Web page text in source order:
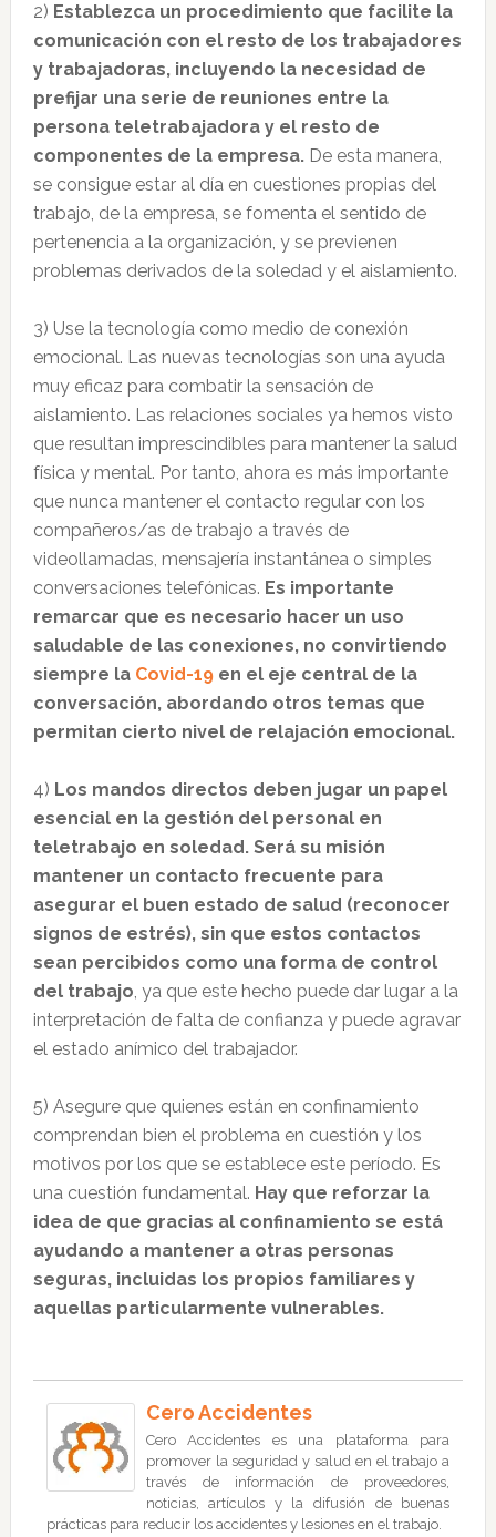
2) Establezca un procedimiento que facilite la
comunicación con el resto de los trabajadores
y trabajadoras, incluyendo la necesidad de
prefijar una serie de reuniones entre la
persona teletrabajadora y el resto de
componentes de la empresa.De esta manera,
se consigue estar al día en cuestiones propias del
trabajo, de la empresa, se fomenta el sentido de
pertenencia a la organización, y se previenen
problemas derivados de la soledad y el aislamiento.
3) Use la tecnología como medio de conexión
emocional. Las nuevas tecnologías son una ayuda
muy eficaz para combatir la sensación de
aislamiento. Las relaciones sociales ya hemos visto
que resultan imprescindibles para mantener la salud
física y mental. Por tanto, ahora es más importante
que nunca mantener el contacto regular con los
compañeros/as de trabajo a través de
videollamadas, mensajería instantánea o simples
conversaciones telefónicas. Es importante
remarcar que es necesario hacer un uso
saludable de las conexiones, no convirtiendo
siempre la Covid-19en el eje central de la
conversación, abordando otros temas que
permitan cierto nivel de relajación emocional.
4) Los mandos directos deben jugar un papel
esencial en la gestión del personal en
teletrabajo en soledad. Será su misión
mantener un contacto frecuente para
asegurar el buen estado de salud (reconocer
signos de estrés), sin que estos contactos
sean percibidos como una forma de control
del trabajo, ya que este hecho puede dar lugar a la
interpretación de falta de confianza y puede agravar
el estado anímico del trabajador.
5) Asegure que quienes están en confinamiento
comprendan bien el problema en cuestión y los
motivos por los que se establece este período. Es
una cuestión fundamental. Hay que reforzar la
idea de que gracias al confinamiento se está
ayudando a mantener a otras personas
seguras, incluidas los propios familiares y
aquellas particularmente vulnerables.
Cero Accidentes
Cero Accidentes es una plataforma para
promover la seguridad y salud en el trabajo a
través de información de proveedores,
noticias, artículos y la difusión de buenas
prácticas para reducir los accidentes y lesiones en el trabajo.